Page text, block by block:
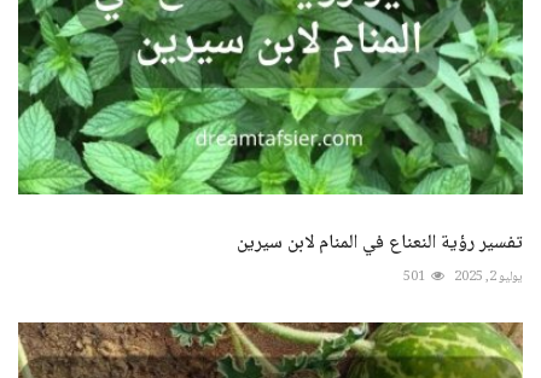
تفسير رؤية النعناع في المنام لابن سيرين
يوليو 2, 2025 501